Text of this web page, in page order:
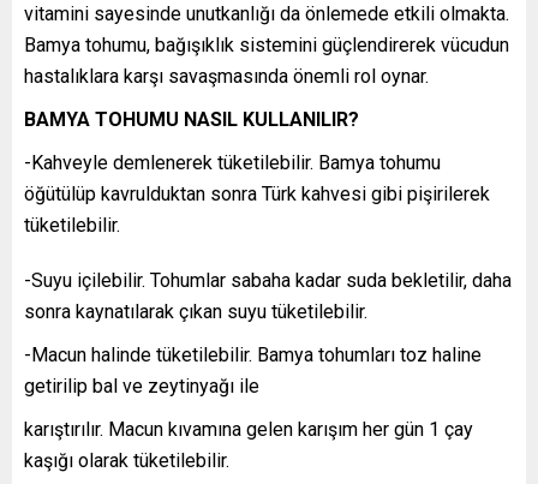
vitamini sayesinde unutkanlığı da önlemede etkili olmakta.
Bamya tohumu, bağışıklık sistemini güçlendirerek vücudun
hastalıklara karşı savaşmasında önemli rol oynar.
BAMYA TOHUMU NASIL KULLANILIR?
-Kahveyle demlenerek tüketilebilir. Bamya tohumu
öğütülüp kavrulduktan sonra Türk kahvesi gibi pişirilerek
tüketilebilir.
-Suyu içilebilir. Tohumlar sabaha kadar suda bekletilir, daha
sonra kaynatılarak çıkan suyu tüketilebilir.
-Macun halinde tüketilebilir. Bamya tohumları toz haline
getirilip bal ve zeytinyağı ile
karıştırılır. Macun kıvamına gelen karışım her gün 1 çay
kaşığı olarak tüketilebilir.